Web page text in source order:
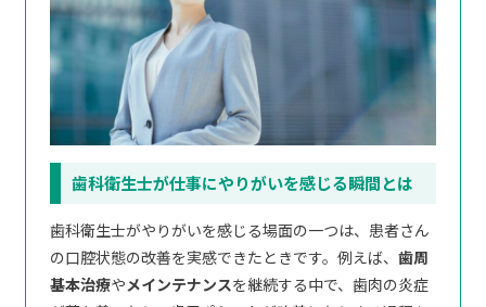
歯科衛生士が仕事にやりがいを感じる瞬間とは
歯科衛生士がやりがいを感じる場面の一つは、患者さん
の口腔状態の改善を実感できたときです。例えば、歯周
基本治療やメインテナンスを継続する中で、歯肉の炎症